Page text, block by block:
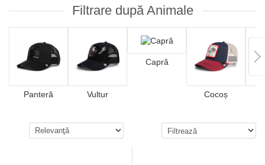
Filtrare după Animale
Panteră Vultur
Capră
Cocoș